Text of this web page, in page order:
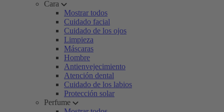
Cara
Mostrar todos
Cuidado facial
Cuidado de los ojos
Limpieza
Máscaras
Hombre
Antienvejecimiento
Atención dental
Cuidado de los labios
Protección solar
Perfume